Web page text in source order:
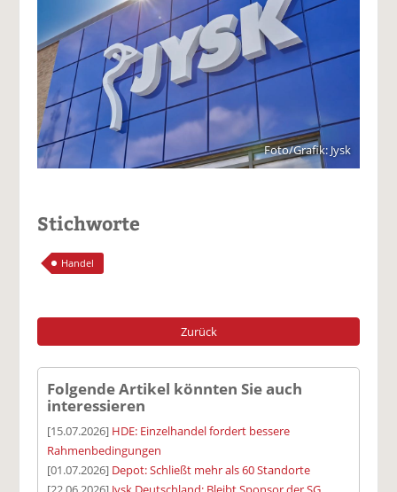
Foto/Grafik: Jysk
Stichworte
Handel
Zurück
Folgende Artikel könnten Sie auch
interessieren
[15.07.2026] HDE: Einzelhandel fordert bessere
Rahmenbedingungen
[01.07.2026] Depot: Schließt mehr als 60 Standorte